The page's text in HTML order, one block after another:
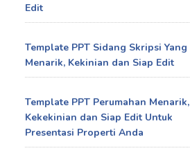
Edit
Template PPT Sidang Skripsi Yang
Menarik, Kekinian dan Siap Edit
Template PPT Perumahan Menarik,
Kekekinian dan Siap Edit Untuk
Presentasi Properti Anda